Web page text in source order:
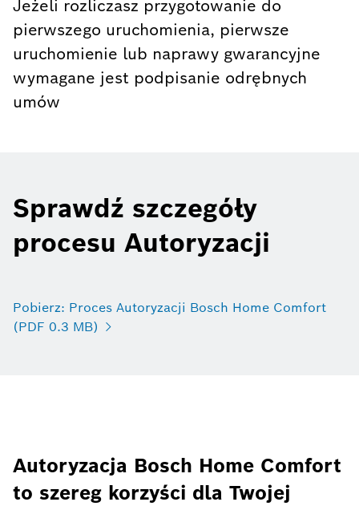
Jeżeli rozliczasz przygotowanie do
pierwszego uruchomienia, pierwsze
uruchomienie lub naprawy gwarancyjne
wymagane jest podpisanie odrębnych
umów
Sprawdź szczegóły
procesu Autoryzacji
Pobierz: Proces Autoryzacji Bosch Home Comfort
(PDF 0.3 MB)
Autoryzacja Bosch Home Comfort
to szereg korzyści dla Twojej